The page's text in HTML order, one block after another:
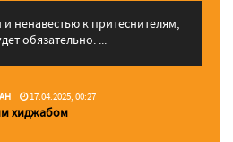
ненавестью к притеснителям,
обязательно. ...
17.04.2025, 00:27
хиджабом